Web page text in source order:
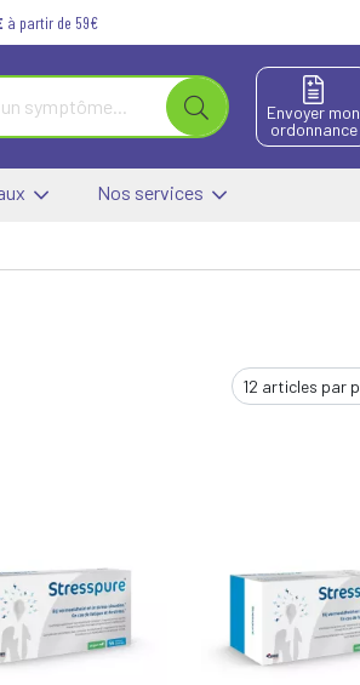
à partir de 59€
Envoyer mon
ordonnance
Nos services